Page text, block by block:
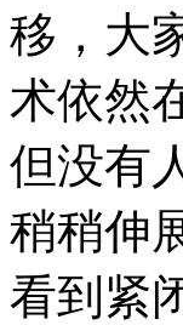
移，大
术依然
但没有
稍稍伸
看到紧